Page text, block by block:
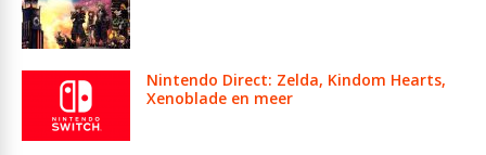
Nintendo Direct: Zelda, Kindom Hearts,
Xenoblade en meer